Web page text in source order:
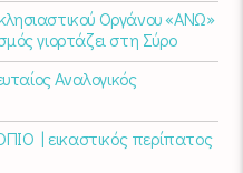
Οργάνου «ΑΝΩ»
γιορτάζει στη Σύρο​
Αναλογικός
| εικαστικός περίπατος